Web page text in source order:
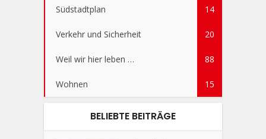
Südstadtplan 14
Verkehr und Sicherheit 20
Weil wir hier leben … 88
Wohnen 15
BELIEBTE BEITRÄGE